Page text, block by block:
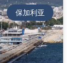
保加利亚